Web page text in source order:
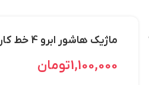
ماژیک هاشور ابرو 4 خط کاراکتر
1,100,000تومان